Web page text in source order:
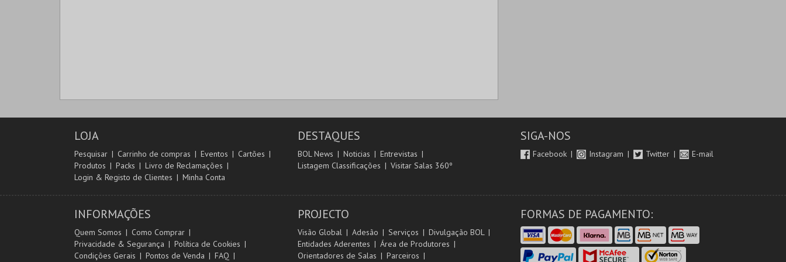
LOJA
Pesquisar Carrinho de compras Eventos
Cartões
Produtos
Packs
Livro de Reclamações
Login & Registo de Clientes
Minha Conta
DESTAQUES
BOL News Noticias
Entrevistas
Listagem Classificações
Visitar Salas 360º
SIGA-NOS
Facebook Instagram Twitter E-mail
INFORMAÇÕES
Quem Somos
Como Comprar
Privacidade & Segurança
Política de Cookies
Condições Gerais
Pontos de Venda FAQ
PROJECTO
Visão Global Adesão Serviços
Divulgação BOL
Entidades Aderentes
Área de Produtores
Orientadores de Salas
Parceiros
FORMAS DE PAGAMENTO: